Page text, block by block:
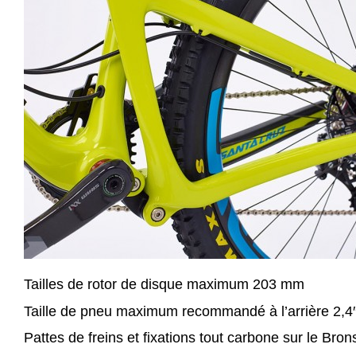
Tailles de rotor de disque maximum 203 mm
Taille de pneu maximum recommandé à l’arrière
Pattes de freins et fixations tout carbone sur le